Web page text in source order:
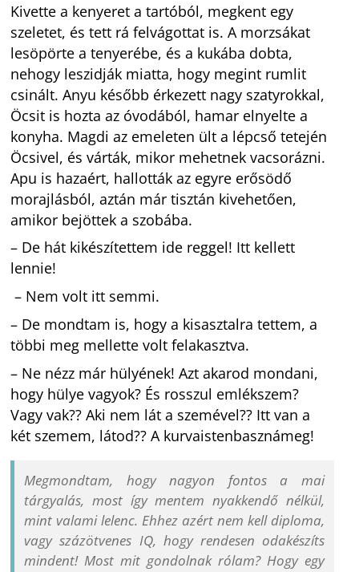
Kivette a kenyeret a tartóból, megkent egy
szeletet, és tett rá felvágottat is. A morzsákat
lesöpörte a tenyerébe, és a kukába dobta,
nehogy leszidják miatta, hogy megint rumlit
csinált. Anyu később érkezett nagy szatyrokkal,
Öcsit is hozta az óvodából, hamar elnyelte a
konyha. Magdi az emeleten ült a lépcső tetején
Öcsivel, és várták, mikor mehetnek vacsorázni.
Apu is hazaért, hallották az egyre erősödő
morajlásból, aztán már tisztán kivehetően,
amikor bejöttek a szobába.
– De hát kikészítettem ide reggel! Itt kellett
lennie!
– Nem volt itt semmi.
– De mondtam is, hogy a kisasztalra tettem, a
többi meg mellette volt felakasztva.
– Ne nézz már hülyének! Azt akarod mondani,
hogy hülye vagyok? És rosszul emlékszem?
Vagy vak?? Aki nem lát a szemével?? Itt van a
két szemem, látod?? A kurvaistenbasznámeg!
Megmondtam, hogy nagyon fontos a mai
tárgyalás, most így mentem nyakkendő nélkül,
mint valami lelenc. Ehhez azért nem kell diploma,
vagy százötvenes IQ, hogy rendesen odakészíts
mindent! Most mit gondolnak rólam? Hogy egy